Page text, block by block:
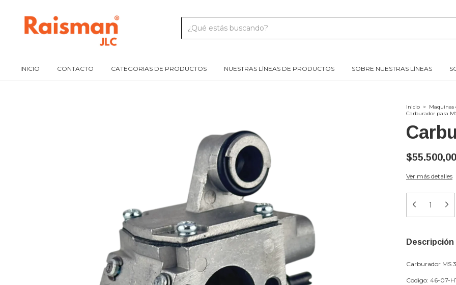
INICIO CONTACTO CATEGORIAS DE PRODUCTOS NUESTRAS LÍNEAS DE PRODUCTOS SOBRE NUESTRAS LÍNEAS
Inicio > Maquinas
Carburador para
$55.500,00
Ver más detalles
Descripción
Carburador MS
Codigo: 46-07-